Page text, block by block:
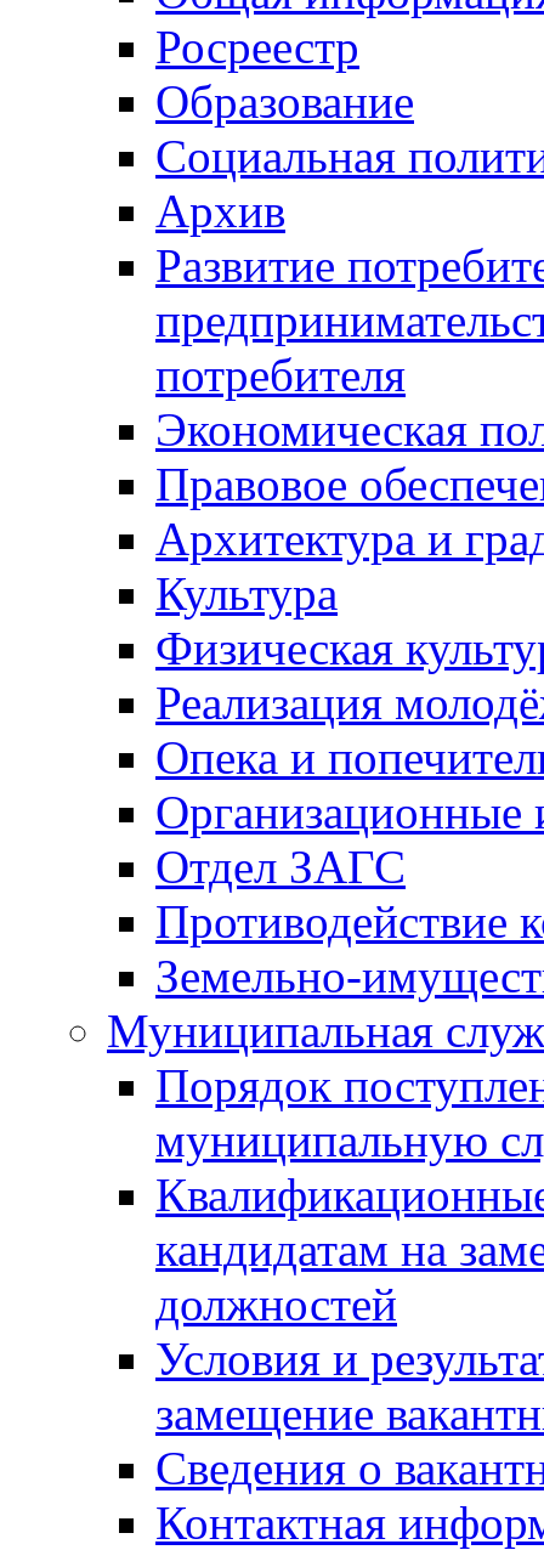
Росреестр
Образование
Социальная
Архив
Развитие
потребителя
Экономическая
Правовое
Архитектура и
Культура
Физическая
Реализация
Опека и
Отдел ЗАГС
Противодействие
Земельно-
Муниципальная
Порядок
муниципальную
кандидатам на
должностей
Условия и
замещение
Сведения о
Контактная